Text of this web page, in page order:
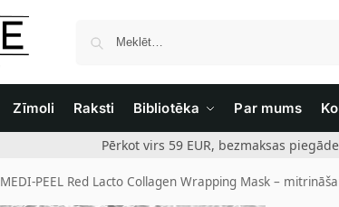
Zīmoli Raksti Bibliotēka Par mums
Pērkot virs 59 EUR, bezmaksas
MEDI-PEEL Red Lacto Collagen Wrapping Mask –